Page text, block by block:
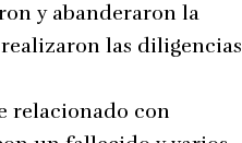
y abanderaron la
las diligencias
relacionado con